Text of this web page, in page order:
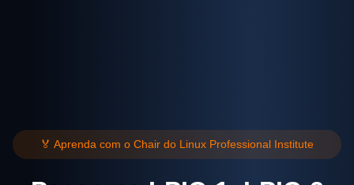
🏅 Aprenda com o Chair do Linux Professional Institute